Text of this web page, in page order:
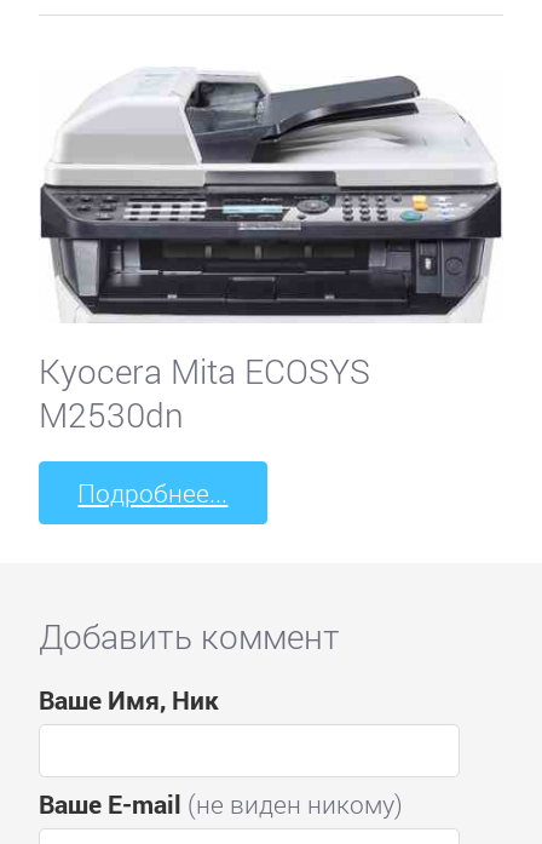
Kyocera Mita ECOSYS
M2530dn
Подробнее...
Добавить коммент
Ваше Имя, Ник
Ваше E-mail (не виден никому)